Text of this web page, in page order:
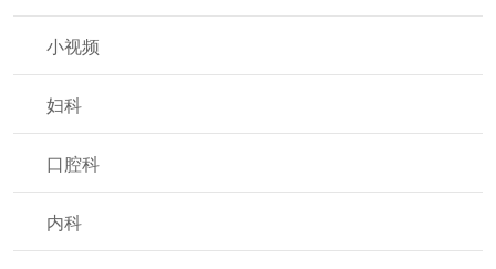
小视频
妇科
口腔科
内科